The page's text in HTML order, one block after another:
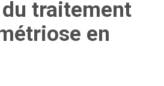
traitement
en